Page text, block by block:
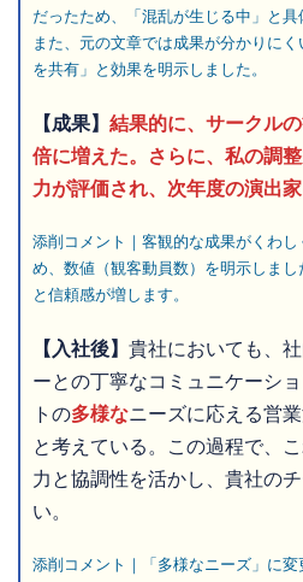
だったため、「混乱が生じる中」と具
また、元の文章では成果が分かりに
を共有」と効果を明示しました。
【成果】 結果的に、サークル
倍に増えた。さらに、私の調
力が評価され、次年度の演出家
添削コメント｜客観的な成果がくわ
め、数値（観客動員数）を明示しま
と信頼感が増します。
【入社後】 貴社においても、
ーとの丁寧なコミュニケーシ
トの多様なニーズに応える営
と考えている。この過程で、
力と協調性を活かし、貴社の
い。
添削コメント｜「多様なニーズ」に